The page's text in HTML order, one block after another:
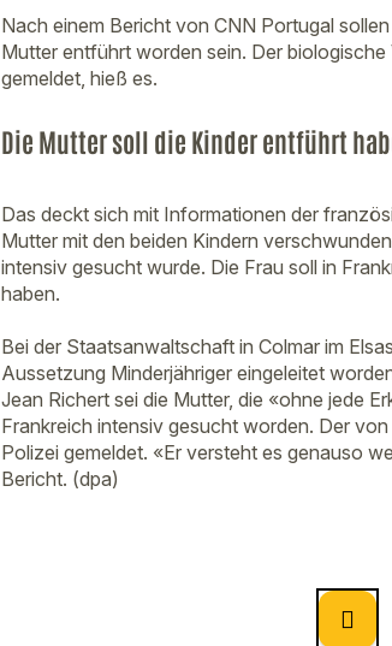
Nach einem Bericht von CNN Portugal
Mutter entführt worden sein. Der
gemeldet, hieß es.
Die Mutter soll die Kinder entführt
Das deckt sich mit Informationen der
Mutter mit den beiden Kindern
intensiv gesucht wurde. Die Frau soll in
haben.
Bei der Staatsanwaltschaft in Colmar im
Aussetzung Minderjähriger eingeleitet
Jean Richert sei die Mutter, die «ohne jede
Frankreich intensiv gesucht worden. Der
Polizei gemeldet. «Er versteht es genauso
Bericht. (dpa)